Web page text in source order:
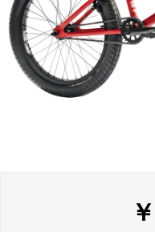
￥